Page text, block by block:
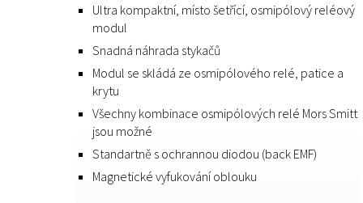
Ultra kompaktní, místo šetřící, osmipólový reléový
modul
Snadná náhrada stykačů
Modul se skládá ze osmipólového relé, patice a
krytu
Všechny kombinace osmipólových relé Mors Smitt
jsou možné
Standartně s ochrannou diodou (back EMF)
Magnetické vyfukování oblouku